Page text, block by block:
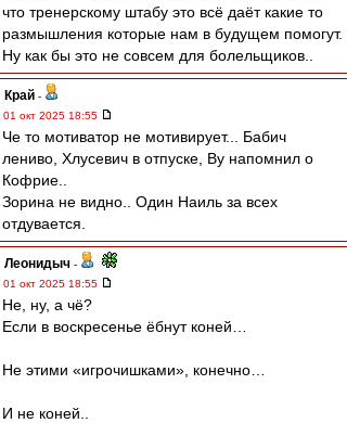
что тренерскому штабу это всё даёт какие то
размышления которые нам в будущем помогут.
Ну как бы это не совсем для болельщиков..
Край -
01 окт 2025 18:55
Че то мотиватор не мотивирует... Бабич
лениво, Хлусевич в отпуске, Ву напомнил о
Кофрие..
Зорина не видно.. Один Наиль за всех
отдувается.
Леонидыч -
01 окт 2025 18:55
Не, ну, а чё?
Если в воскресенье ёбнут коней…
Не этими «игрочишками», конечно…
И не коней..